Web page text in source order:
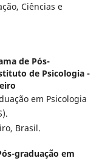
Ciências e
de Pós-
de Psicologia -
em Psicologia
Brasil.
graduação em